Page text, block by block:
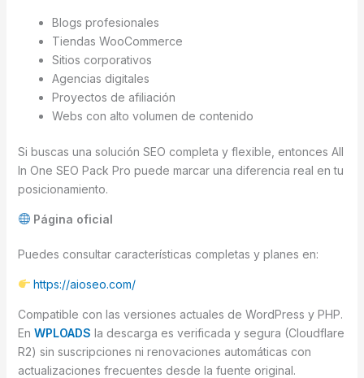
Blogs profesionales
Tiendas WooCommerce
Sitios corporativos
Agencias digitales
Proyectos de afiliación
Webs con alto volumen de contenido
Si buscas una solución SEO completa y flexible, entonces All
In One SEO Pack Pro puede marcar una diferencia real en tu
posicionamiento.
Página oficial
Puedes consultar características completas y planes en:
https://aioseo.com/
Compatible con las versiones actuales de WordPress y PHP.
En WPLOADS la descarga es verificada y segura (Cloudflare
R2) sin suscripciones ni renovaciones automáticas con
actualizaciones frecuentes desde la fuente original.